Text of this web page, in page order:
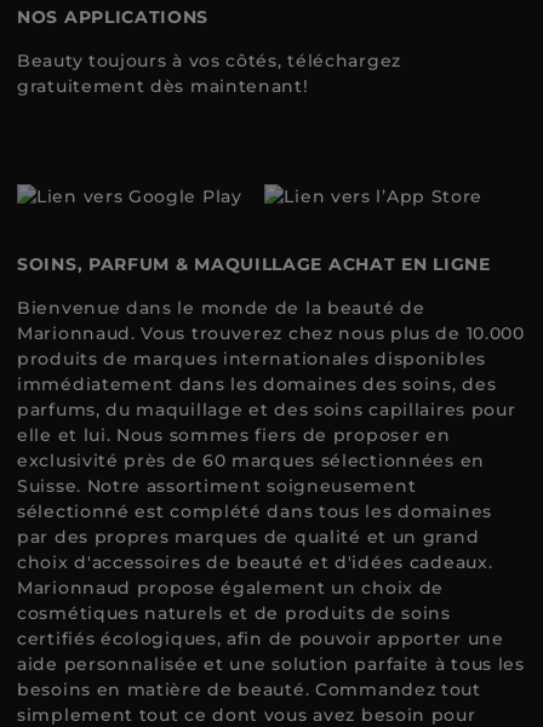
NOS APPLICATIONS
Beauty toujours à vos côtés, téléchargez
gratuitement dès maintenant!
SOINS, PARFUM & MAQUILLAGE ACHAT EN LIGNE
Bienvenue dans le monde de la beauté de
Marionnaud. Vous trouverez chez nous plus de 10.000
produits de marques internationales disponibles
immédiatement dans les domaines des soins, des
parfums, du maquillage et des soins capillaires pour
elle et lui. Nous sommes fiers de proposer en
exclusivité près de 60 marques sélectionnées en
Suisse. Notre assortiment soigneusement
sélectionné est complété dans tous les domaines
par des propres marques de qualité et un grand
choix d'accessoires de beauté et d'idées cadeaux.
Marionnaud propose également un choix de
cosmétiques naturels et de produits de soins
certifiés écologiques, afin de pouvoir apporter une
aide personnalisée et une solution parfaite à tous les
besoins en matière de beauté. Commandez tout
simplement tout ce dont vous avez besoin pour